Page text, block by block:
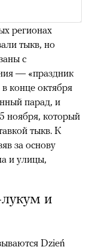
регионах
тыкв, но
с
— «праздник
конце октября
парад, и
ноября, который
тыкв. К
за основу
и улицы,
и
Dzień